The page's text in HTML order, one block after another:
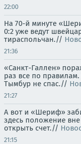
22:00
На 70-й минуте
0:2 уже ведут
тираспольчан.//
21:36
«Санкт-Галлен»
раз все по правилам.
Тымбур не спас.//
21:27
А вот и «Шериф»
здесь положение
открыть счет.//
21:15